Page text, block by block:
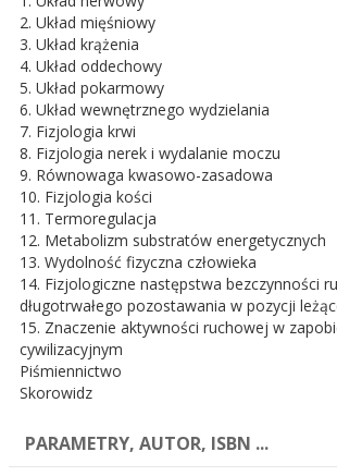
2. Układ mięśniowy
3. Układ krążenia
4. Układ oddechowy
5. Układ pokarmowy
6. Układ wewnętrznego wydzielania
7. Fizjologia krwi
8. Fizjologia nerek i wydalanie moczu
9. Równowaga kwasowo-zasadowa
10. Fizjologia kości
11. Termoregulacja
12. Metabolizm substratów energetycznych
13. Wydolność fizyczna człowieka
14. Fizjologiczne następstwa bezczynności
długotrwałego pozostawania w pozycji
15. Znaczenie aktywności ruchowej w
cywilizacyjnym
Piśmiennictwo
Skorowidz
PARAMETRY, AUTOR, ISBN ...